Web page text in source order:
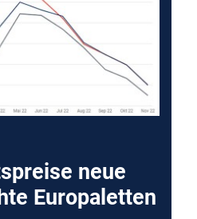
neue
Europaletten